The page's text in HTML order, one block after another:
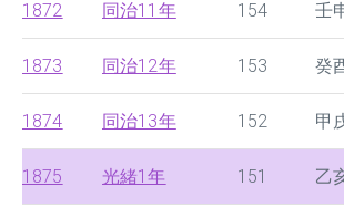
1872 同治11年 154 壬
1873 同治12年 153 癸
1874 同治13年 152 甲
1875 光緒1年 151 乙